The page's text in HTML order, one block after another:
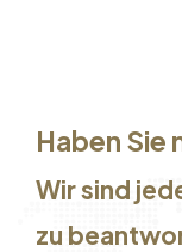
Haben Sie
Wir sind
zu